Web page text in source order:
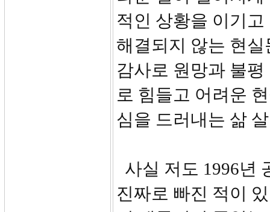
적인 상황을 이기
해결되지 않는 현
감사로 원망과 불
로 힘들고 어려운
심을 드러내는 삶
사실 저도 1996년
진짜로 빠진 적이